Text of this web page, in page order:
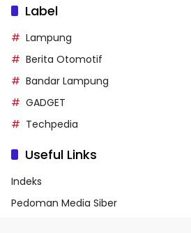
Label
Lampung
Berita Otomotif
Bandar Lampung
GADGET
Techpedia
Useful Links
Indeks
Pedoman Media Siber